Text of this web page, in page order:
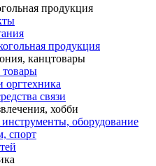
продукция
продукция
канцтовары
товары
связи
хобби
оборудование
спорт